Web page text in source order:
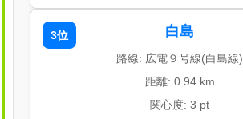
3位 白島
路線: 広電９号線(白島線)
距離: 0.94 km
関心度: 3 pt